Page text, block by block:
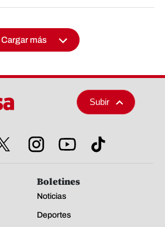
Cargar más
Subir
Boletines
Noticias
Deportes